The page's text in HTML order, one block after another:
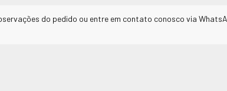
do pedido ou entre em contato conosco via